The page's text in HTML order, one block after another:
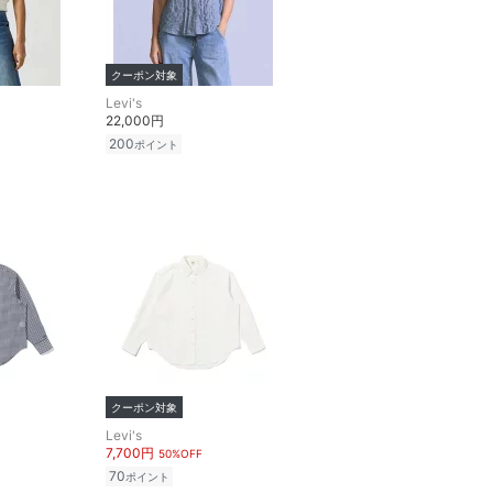
クーポン対象
Levi's
22,000円
200ポイント
クーポン対象
Levi's
7,700円 50%OFF
70ポイント